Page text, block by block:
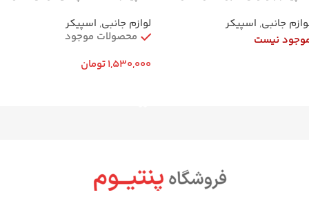
جانبی, اسپیکر
نیست
لوازم جانبی, اسپیکر
محصولات موجود
1,530,000تومان